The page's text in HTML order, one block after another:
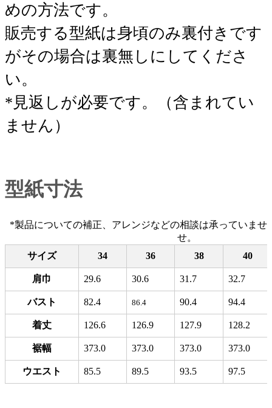
めの方法です。
販売する型紙は身頃のみ裏付きです
がその場合は裏無しにしてくださ
い。
*見返しが必要です。（含まれてい
ません）
型紙寸法
サイズ 34 36 38 40
肩巾 29.6 30.6 31.7 32.7
バスト 82.4 86.4 90.4 94.4
着丈 126.6 126.9 127.9 128.2
裾幅 373.0 373.0 373.0 373.0
ウエスト 85.5 89.5 93.5 97.5
*製品についての補正、アレンジなどの相談は承っていませ
せ。